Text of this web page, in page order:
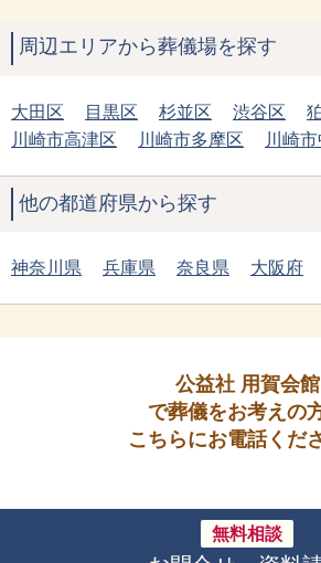
周辺エリアから葬儀場を探す
大田区 目黒区 杉並区 渋谷区
川崎市高津区
川崎市多摩区 川崎
他の都道府県から探す
神奈川県 兵庫県 奈良県 大阪府
公益社 用賀会館
で葬儀をお考えの
こちらにお電話くだ
無料相談